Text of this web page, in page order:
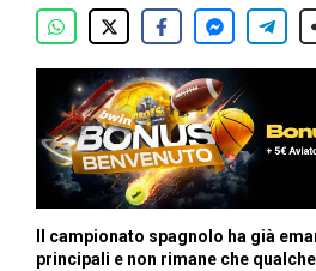
Il campionato spagnolo ha già
principali e non rimane che